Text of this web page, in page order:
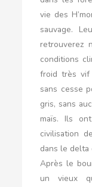
vie des
sauvage.
retrouverez
conditions
froid très vif
sans cesse
gris, sans
maïs. Ils
civilisation
dans le
Après le
un vieux